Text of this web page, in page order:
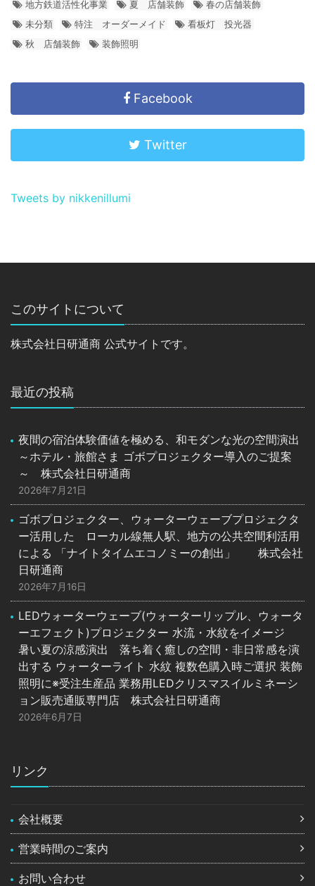
地方鉄道活性化事業
夏 店舗装飾
春の店舗装飾
未分類
特注 オーダーメイド
看板灯 投光器
秋 店舗装飾
装飾照明
Facebook
Twitter
Tweets by nikkenillumi
このサイトについて
株式会社日研通商 公式サイトです。
最近の投稿
夜間の宿泊体験価値を極める、和モダンな光の空間演出
～ホテル・旅館さま ゴボプロジェクター導入のご提案
～ 株式会社日研通商
2026年7月21日
ゴボプロジェクター、ウォーターウェーブプロジェクタ
ー活用した ローカル線無人駅、地方の公共空間利活用
による 「ナイトタイムエコノミーの創出」 株式会社
日研通商
2026年7月16日
LEDウォーターウェーブ(ウォーターリップル、ウォータ
ーエフェクト)プロジェクター 水流・水紋をイメージ
暑い夏の涼感演出 落ち着く癒しの空間・非日常感を演
出する ウォーターライト 水紋 複数色購入時ご選択 装飾
照明に※受注生産品 業務用LEDクリスマスイルミネーシ
ョン販売通販専門店 株式会社日研通商
2026年6月7日
リンク
会社概要
営業時間のご案内
お問い合わせ